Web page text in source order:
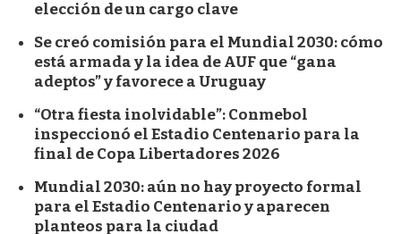
elección de un cargo clave
Se creó comisión para el Mundial 2030: cómo
está armada y la idea de AUF que “gana
adeptos” y favorece a Uruguay
“Otra fiesta inolvidable”: Conmebol
inspeccionó el Estadio Centenario para la
final de Copa Libertadores 2026
Mundial 2030: aún no hay proyecto formal
para el Estadio Centenario y aparecen
planteos para la ciudad